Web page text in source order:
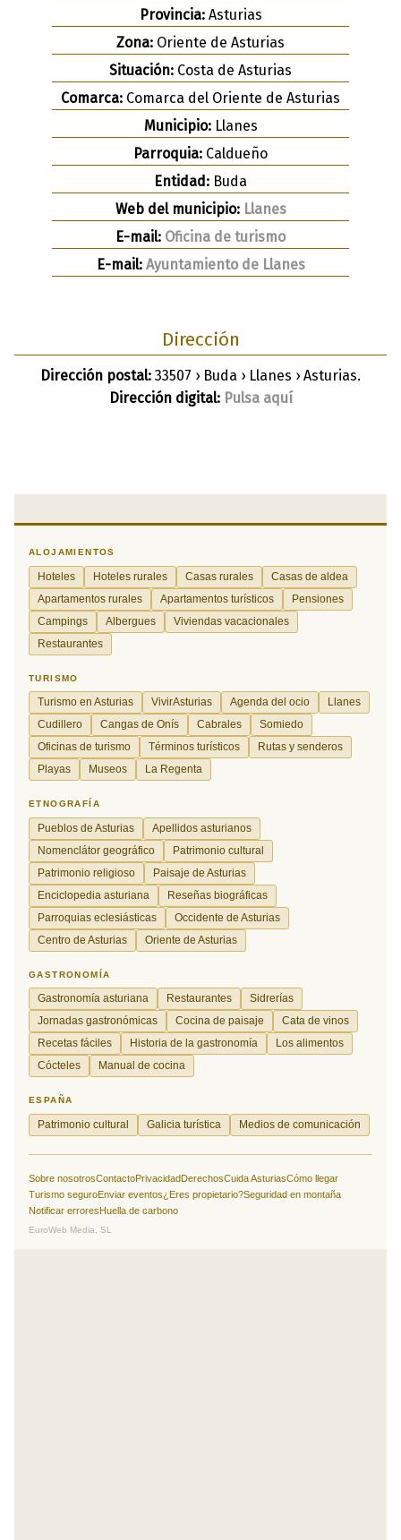
Provincia:Asturias
Zona: Oriente de Asturias
Situación: Costa de Asturias
Comarca: Comarca del Oriente de Asturias
Municipio:Llanes
Parroquia: Caldueño
Entidad: Buda
Web del municipio: Llanes
E-mail: Oficina de turismo
E-mail: Ayuntamiento de Llanes
Dirección
Dirección postal: 33507 › Buda › Llanes › Asturias.
Dirección digital: Pulsa aquí